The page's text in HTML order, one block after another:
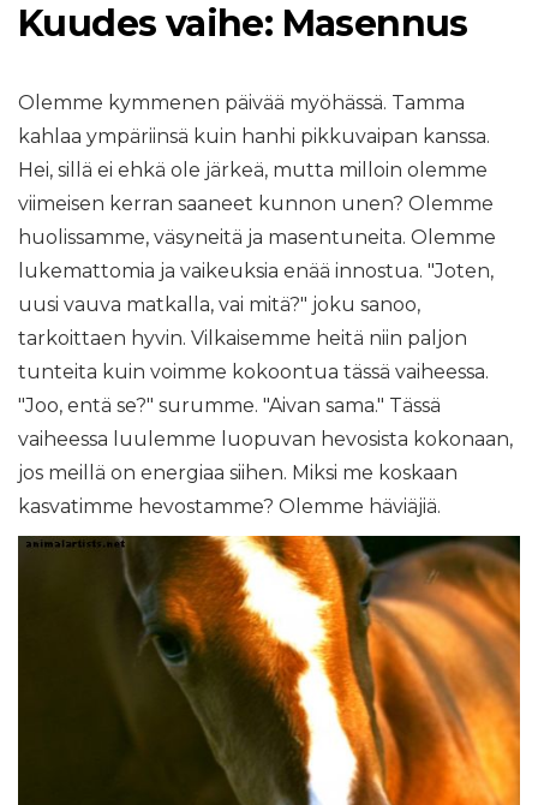
Kuudes vaihe: Masennus
Olemme kymmenen päivää myöhässä. Tamma
kahlaa ympäriinsä kuin hanhi pikkuvaipan kanssa.
Hei, sillä ei ehkä ole järkeä, mutta milloin olemme
viimeisen kerran saaneet kunnon unen? Olemme
huolissamme, väsyneitä ja masentuneita. Olemme
lukemattomia ja vaikeuksia enää innostua. "Joten,
uusi vauva matkalla, vai mitä?" joku sanoo,
tarkoittaen hyvin. Vilkaisemme heitä niin paljon
tunteita kuin voimme kokoontua tässä vaiheessa.
"Joo, entä se?" surumme. "Aivan sama." Tässä
vaiheessa luulemme luopuvan hevosista kokonaan,
jos meillä on energiaa siihen. Miksi me koskaan
kasvatimme hevostamme? Olemme häviäjiä.